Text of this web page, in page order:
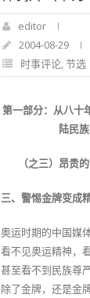
editor
2004-08-29
时事评论,节选
第一部分：从八十
陆民
（之三）昂贵
三、警惕金牌变成
奥运时期的中国媒
看不见奥运精神，
甚至看不到民族尊
除了金牌，还是金牌